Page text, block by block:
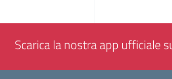
Scarica la nostra app ufficiale